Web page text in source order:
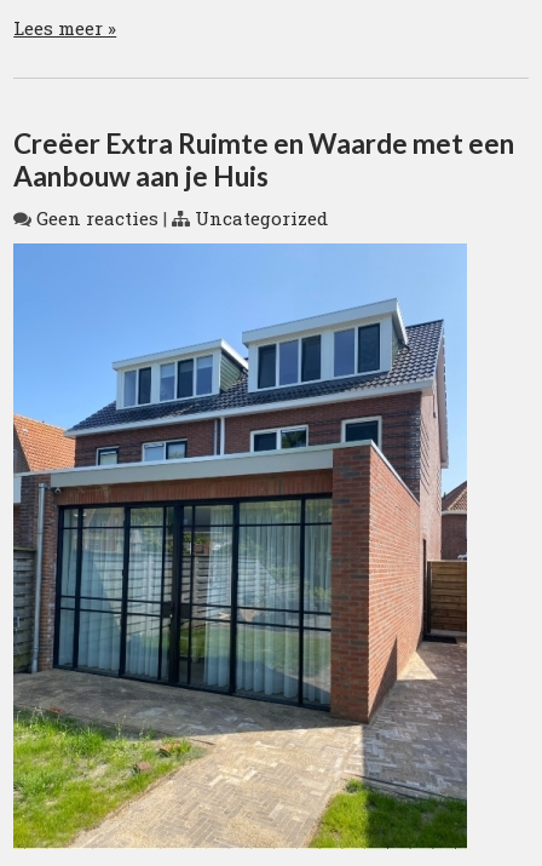
Lees meer »
Creëer Extra Ruimte en Waarde met een
Aanbouw aan je Huis
Geen reacties | Uncategorized